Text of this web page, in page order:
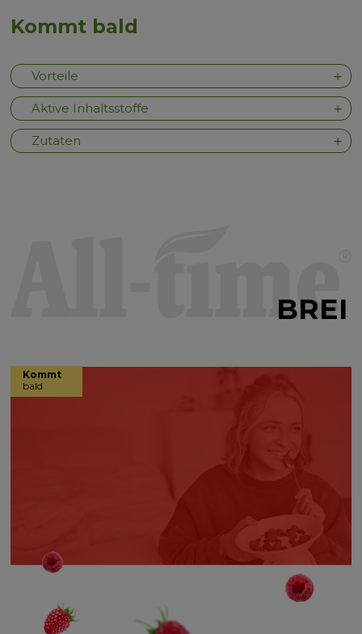
Kommt bald
Vorteile
Aktive Inhaltsstoffe
Zutaten
BREI
Kommt
bald